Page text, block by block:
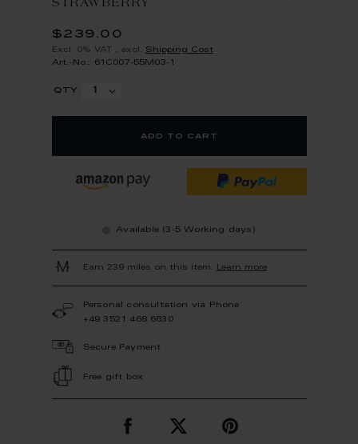
STRAWBERRY
$239.00
Excl. 0% VAT excl. Shipping Cost
Art.-No.: 61C007-55M03-1
qty
add to cart
Available (3-5 Working days)
Earn 239 miles on this item. Learn more
Personal consultation via Phone
+49 3521 468 6630
Secure Payment
Free gift box